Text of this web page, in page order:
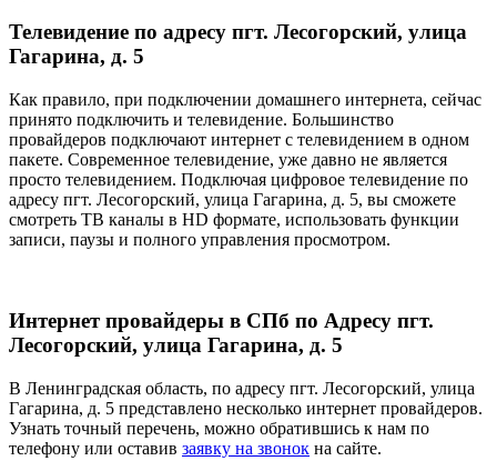
Телевидение по адресу пгт. Лесогорский, улица
Гагарина, д. 5
Как правило, при подключении домашнего интернета, сейчас
принято подключить и телевидение. Большинство
провайдеров подключают интернет с телевидением в одном
пакете. Современное телевидение, уже давно не является
просто телевидением. Подключая цифровое телевидение по
адресу пгт. Лесогорский, улица Гагарина, д. 5, вы сможете
смотреть ТВ каналы в HD формате, использовать функции
записи, паузы и полного управления просмотром.
Интернет провайдеры в СПб по Адресу пгт.
Лесогорский, улица Гагарина, д. 5
В Ленинградская область, по адресу пгт. Лесогорский, улица
Гагарина, д. 5 представлено несколько интернет провайдеров.
Узнать точный перечень, можно обратившись к нам по
телефону или оставив заявку на звонок на сайте.